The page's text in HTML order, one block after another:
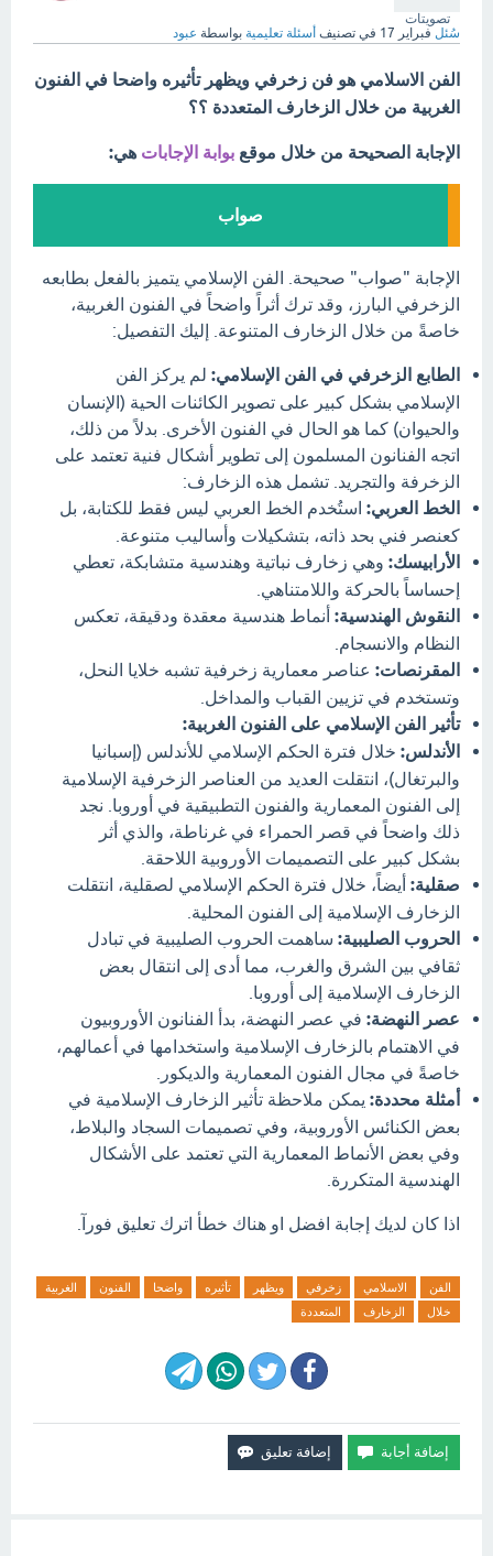
تصويتات
سُئل فبراير 17 في تصنيف أسئلة تعليمية بواسطة عبود
الفن الاسلامي هو فن زخرفي ويظهر تأثيره واضحا في الفنون
الغربية من خلال الزخارف المتعددة ؟؟
الإجابة الصحيحة من خلال موقع بوابة الإجابات هي:
صواب
الإجابة "صواب" صحيحة. الفن الإسلامي يتميز بالفعل بطابعه
الزخرفي البارز، وقد ترك أثراً واضحاً في الفنون الغربية،
خاصةً من خلال الزخارف المتنوعة. إليك التفصيل:
الطابع الزخرفي في الفن الإسلامي: لم يركز الفن
الإسلامي بشكل كبير على تصوير الكائنات الحية (الإنسان
والحيوان) كما هو الحال في الفنون الأخرى. بدلاً من ذلك،
اتجه الفنانون المسلمون إلى تطوير أشكال فنية تعتمد على
الزخرفة والتجريد. تشمل هذه الزخارف:
الخط العربي: استُخدم الخط العربي ليس فقط للكتابة، بل
كعنصر فني بحد ذاته، بتشكيلات وأساليب متنوعة.
الأرابيسك: وهي زخارف نباتية وهندسية متشابكة، تعطي
إحساساً بالحركة واللامتناهي.
النقوش الهندسية: أنماط هندسية معقدة ودقيقة، تعكس
النظام والانسجام.
المقرنصات: عناصر معمارية زخرفية تشبه خلايا النحل،
وتستخدم في تزيين القباب والمداخل.
تأثير الفن الإسلامي على الفنون الغربية:
الأندلس: خلال فترة الحكم الإسلامي للأندلس (إسبانيا
والبرتغال)، انتقلت العديد من العناصر الزخرفية الإسلامية
إلى الفنون المعمارية والفنون التطبيقية في أوروبا. نجد
ذلك واضحاً في قصر الحمراء في غرناطة، والذي أثر
بشكل كبير على التصميمات الأوروبية اللاحقة.
صقلية: أيضاً، خلال فترة الحكم الإسلامي لصقلية، انتقلت
الزخارف الإسلامية إلى الفنون المحلية.
الحروب الصليبية: ساهمت الحروب الصليبية في تبادل
ثقافي بين الشرق والغرب، مما أدى إلى انتقال بعض
الزخارف الإسلامية إلى أوروبا.
عصر النهضة: في عصر النهضة، بدأ الفنانون الأوروبيون
في الاهتمام بالزخارف الإسلامية واستخدامها في أعمالهم،
خاصةً في مجال الفنون المعمارية والديكور.
أمثلة محددة: يمكن ملاحظة تأثير الزخارف الإسلامية في
بعض الكنائس الأوروبية، وفي تصميمات السجاد والبلاط،
وفي بعض الأنماط المعمارية التي تعتمد على الأشكال
الهندسية المتكررة.
اذا كان لديك إجابة افضل او هناك خطأ اترك تعليق فورآ.
الفن الاسلامي زخرفي ويظهر تأثيره واضحا الفنون
الغربية
خلال
الزخارف المتعددة